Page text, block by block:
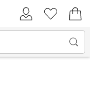
Kundenkonto
Merkliste